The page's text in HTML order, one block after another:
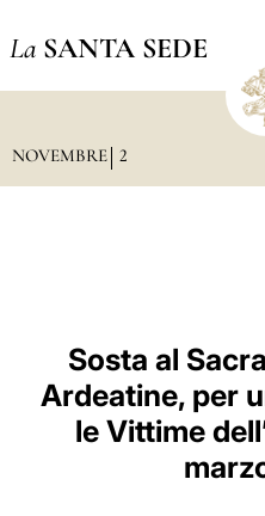
La SANTA SEDE
NOVEMBRE 2
Sosta al
Ardeatine, per
le Vittime